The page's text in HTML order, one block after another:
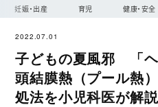
妊娠・出産 育児 健康・安全
2022.07.01
子どもの夏風邪 「
頭結膜熱（プール熱
処法を小児科医が解説